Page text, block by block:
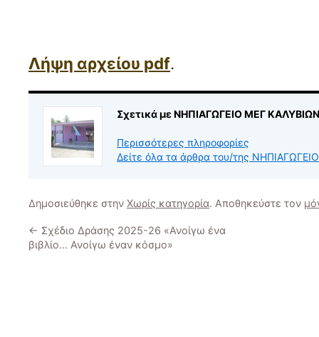
Λήψη αρχείου pdf.
Σχετικά με ΝΗΠΙΑΓΩΓΕΙΟ ΜΕΓ
Περισσότερες πληροφορίες
Δείτε όλα τα άρθρα του/της
Δημοσιεύθηκε στην Χωρίς κατηγορία. Αποθηκεύστε τον
← Σχέδιο Δράσης 2025-26 «Ανοίγω ένα
βιβλίο… Ανοίγω έναν κόσμο»